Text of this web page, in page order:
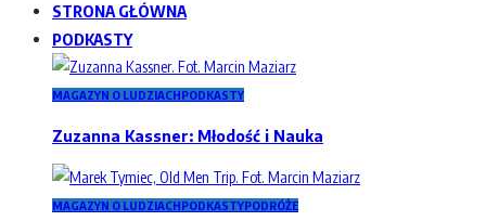
STRONA GŁÓWNA
PODKASTY
MAGAZYN O LUDZIACHPODKASTY
Zuzanna Kassner: Młodość i Nauka
MAGAZYN O LUDZIACHPODKASTYPODRÓŻE